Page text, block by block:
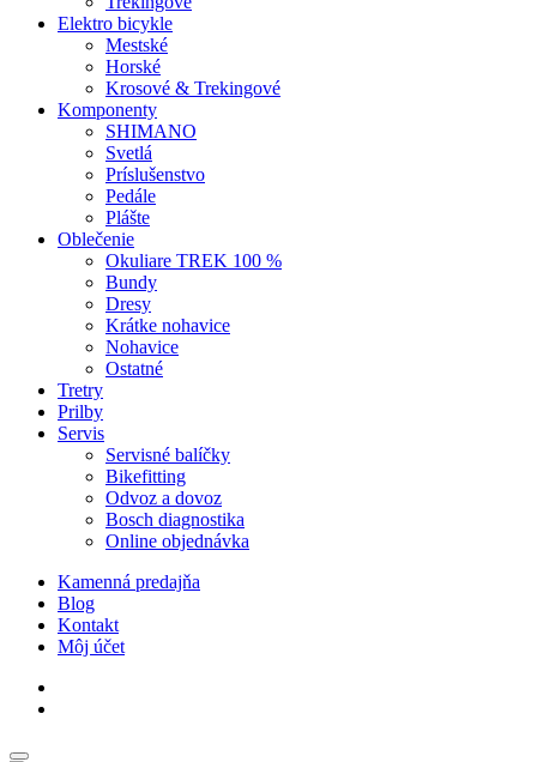
Elektro bicykle
Mestské
Horské
Krosové & Trekingové
Komponenty
SHIMANO
Svetlá
Príslušenstvo
Pedále
Plášte
Oblečenie
Okuliare TREK 100 %
Bundy
Dresy
Krátke nohavice
Nohavice
Ostatné
Tretry
Prilby
Servis
Servisné balíčky
Bikefitting
Odvoz a dovoz
Bosch diagnostika
Online objednávka
Kamenná predajňa
Blog
Kontakt
Môj účet